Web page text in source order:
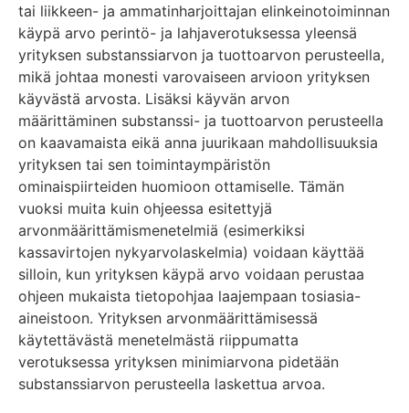
tai liikkeen- ja ammatinharjoittajan elinkeinotoiminnan
käypä arvo perintö- ja lahjaverotuksessa yleensä
yrityksen substanssiarvon ja tuottoarvon perusteella,
mikä johtaa monesti varovaiseen arvioon yrityksen
käyvästä arvosta. Lisäksi käyvän arvon
määrittäminen substanssi- ja tuottoarvon perusteella
on kaavamaista eikä anna juurikaan mahdollisuuksia
yrityksen tai sen toimintaympäristön
ominaispiirteiden huomioon ottamiselle. Tämän
vuoksi muita kuin ohjeessa esitettyjä
arvonmäärittämismenetelmiä (esimerkiksi
kassavirtojen nykyarvolaskelmia) voidaan käyttää
silloin, kun yrityksen käypä arvo voidaan perustaa
ohjeen mukaista tietopohjaa laajempaan tosiasia-
aineistoon. Yrityksen arvonmäärittämisessä
käytettävästä menetelmästä riippumatta
verotuksessa yrityksen minimiarvona pidetään
substanssiarvon perusteella laskettua arvoa.